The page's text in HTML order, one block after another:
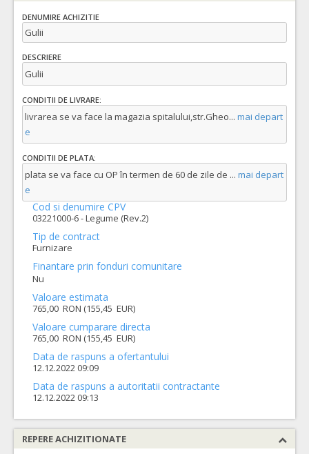
DENUMIRE ACHIZITIE
Gulii
DESCRIERE
Gulii
CONDITII DE LIVRARE:
livrarea se va face la magazia spitalului,str.Gheo... mai depart
e
CONDITII DE PLATA:
plata se va face cu OP în termen de 60 de zile de ... mai depart
e
Cod si denumire CPV
03221000-6 - Legume (Rev.2)
Tip de contract
Furnizare
Finantare prin fonduri comunitare
Nu
Valoare estimata
765,00 RON (155,45 EUR)
Valoare cumparare directa
765,00 RON (155,45 EUR)
Data de raspuns a ofertantului
12.12.2022 09:09
Data de raspuns a autoritatii contractante
12.12.2022 09:13
REPERE ACHIZITIONATE